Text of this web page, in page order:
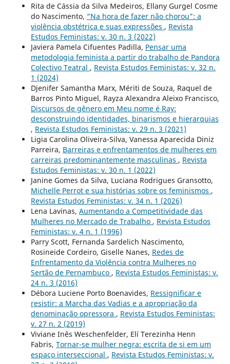
Rita de Cássia da Silva Medeiros, Ellany Gurgel Cosme
do Nascimento, “Na hora de fazer não chorou”: a
violência obstétrica e suas expressões , Revista
Estudos Feministas: v. 30 n. 3 (2022)
Javiera Pamela Cifuentes Padilla, Pensar uma
metodologia feminista a partir do trabalho de Pandora
Colectivo Teatral , Revista Estudos Feministas: v. 32 n.
1 (2024)
Djenifer Samantha Marx, Mériti de Souza, Raquel de
Barros Pinto Miguel, Rayza Alexandra Aleixo Francisco,
Discursos de gênero em Meu nome é Ray:
desconstruindo identidades, binarismos e hierarquias
, Revista Estudos Feministas: v. 29 n. 3 (2021)
Ligia Carolina Oliveira-Silva, Vanessa Aparecida Diniz
Parreira, Barreiras e enfrentamentos de mulheres em
carreiras predominantemente masculinas , Revista
Estudos Feministas: v. 30 n. 1 (2022)
Janine Gomes da Silva, Luciana Rodrigues Gransotto,
Michelle Perrot e sua histórias sobre os feminismos ,
Revista Estudos Feministas: v. 34 n. 1 (2026)
Lena Lavinas, Aumentando a Competitividade das
Mulheres no Mercado de Trabalho , Revista Estudos
Feministas: v. 4 n. 1 (1996)
Parry Scott, Fernanda Sardelich Nascimento,
Rosineide Cordeiro, Giselle Nanes, Redes de
Enfrentamento da Violência contra Mulheres no
Sertão de Pernambuco , Revista Estudos Feministas: v.
24 n. 3 (2016)
Débora Luciene Porto Boenavides, Ressignificar e
resistir: a Marcha das Vadias e a apropriação da
denominação opressora , Revista Estudos Feministas:
v. 27 n. 2 (2019)
Viviane Inês Weschenfelder, Elí Terezinha Henn
Fabris, Tornar-se mulher negra: escrita de si em um
espaço interseccional , Revista Estudos Feministas: v.